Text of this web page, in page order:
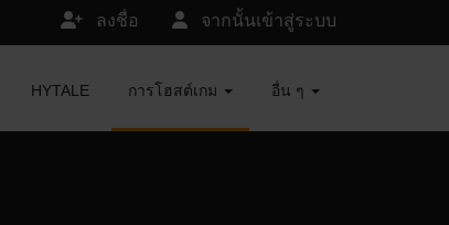
จากนั้นเข้าสู่ระบบ
ลงชื่อ
HYTALE การโฮสต์เกม อื่น ๆ